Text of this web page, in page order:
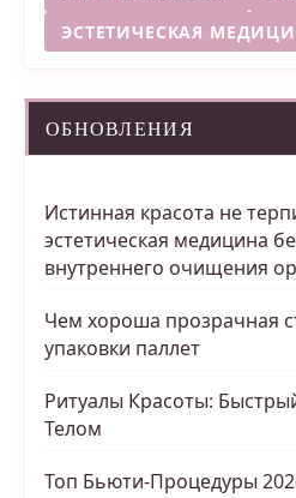
ЭСТЕТИЧЕСКАЯ
ОБНОВЛЕНИЯ
Истинная красота не
эстетическая медицина
внутреннего очищения
Чем хороша прозрачная
упаковки паллет
Ритуалы Красоты:
Телом
Топ Бьюти-Процедуры